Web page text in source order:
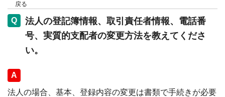
戻る
法人の登記簿情報、取引責任者情報、電話番
号、実質的支配者の変更方法を教えてくださ
い。
回答
法人の場合、基本、登録内容の変更は書類で手続きが必要